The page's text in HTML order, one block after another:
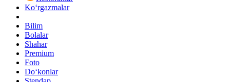
Ko‘rgazmalar
Bilim
Bolalar
Shahar
Premium
Foto
Do‘konlar